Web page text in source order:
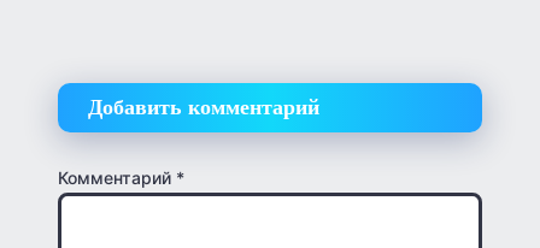
Добавить комментарий
Комментарий *